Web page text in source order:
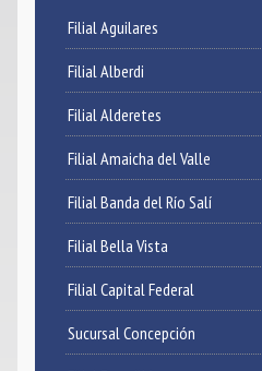
Filial Aguilares
Filial Alberdi
Filial Alderetes
Filial Amaicha del Valle
Filial Banda del Río Salí
Filial Bella Vista
Filial Capital Federal
Sucursal Concepción